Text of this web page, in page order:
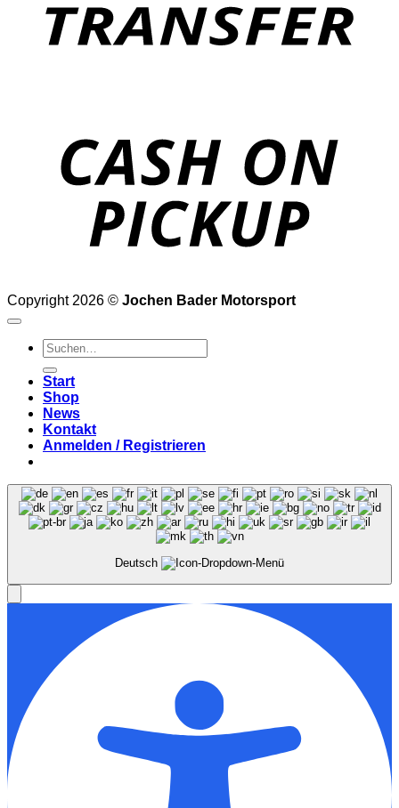
Copyright 2026 © Jochen Bader Motorsport
Suchen
nach:
Start
Shop
News
Kontakt
Anmelden / Registrieren
Deutsch